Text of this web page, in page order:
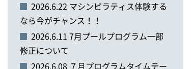
2026.6.22 マシンピラティス体験する
なら今がチャンス！！
2026.6.11 7月プールプログラム一部
修正について
2026.6.08 ７月プログラムタイムテー